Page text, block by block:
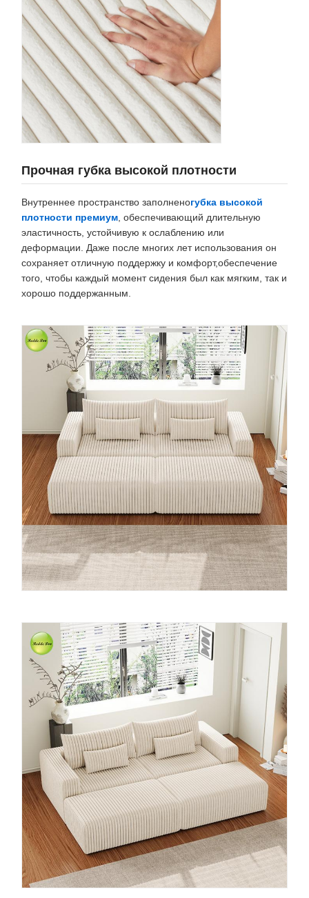
Прочная губка высокой плотности
Внутреннее пространство заполненогубка высокой
плотности премиум , обеспечивающий длительную
эластичность, устойчивую к ослаблению или
деформации. Даже после многих лет использования он
сохраняет отличную поддержку и комфорт,обеспечение
того, чтобы каждый момент сидения был как мягким, так и
хорошо поддержанным.